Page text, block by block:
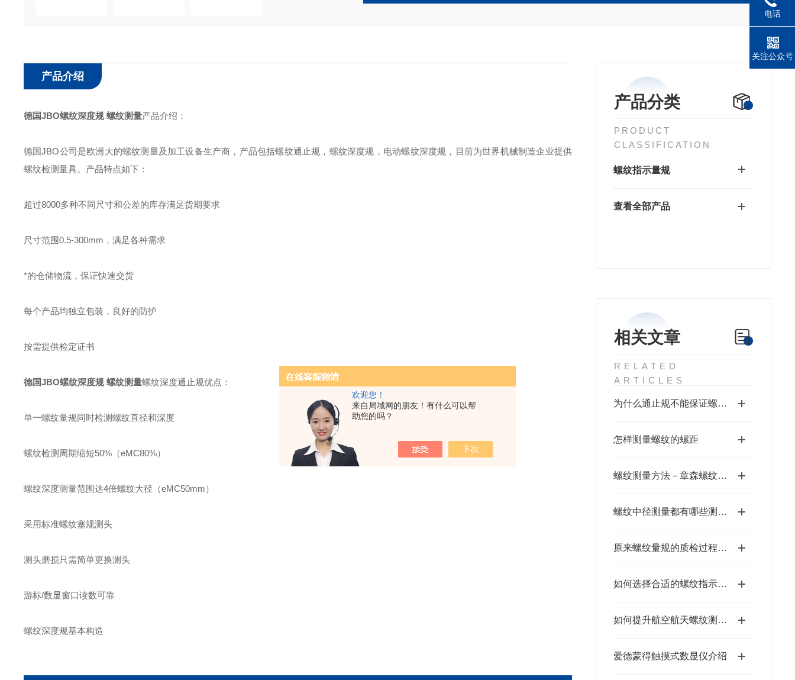
欢迎您！
来自局域网的朋友！有什么可以帮
助您的吗？
产品分类
PRODUCT
CLASSIFICATION
螺纹指示量规
查看全部产品
相关文章
RELATED
ARTICLES
为什么通止规不能保证螺纹的联接强度、防止螺纹松脱
怎样测量螺纹的螺距
螺纹测量方法－章森螺纹指示量规
螺纹中径测量都有哪些测量方法？
原来螺纹量规的质检过程是这样的！
如何选择合适的螺纹指示量规进行测量？
如何提升航空航天螺纹测量精度
爱德蒙得触摸式数显仪介绍
产品介绍
德国JBO螺纹深度规 螺纹测量产品介绍：
德国JBO公司是欧洲大的螺纹测量及加工设备生产商，产品包括螺纹通止规，螺纹深度规，电动螺纹深度规，目前为世界机械制造企业提供
螺纹检测量具。产品特点如下：
超过8000多种不同尺寸和公差的库存满足货期要求
尺寸范围0.5-300mm，满足各种需求
*的仓储物流，保证快速交货
每个产品均独立包装，良好的防护
按需提供检定证书
德国JBO螺纹深度规 螺纹测量螺纹深度通止规优点：
单一螺纹量规同时检测螺纹直径和深度
螺纹检测周期缩短50%（eMC80%）
螺纹深度测量范围达4倍螺纹大径（eMC50mm）
采用标准螺纹塞规测头
测头磨损只需简单更换测头
游标/数显窗口读数可靠
螺纹深度规基本构造
电话
关注公众号